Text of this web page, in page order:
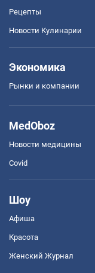
Рецепты
Новости Кулинарии
Экономика
Рынки и компании
MedOboz
Новости медицины
Covid
Шоу
Афиша
Красота
Женский Журнал